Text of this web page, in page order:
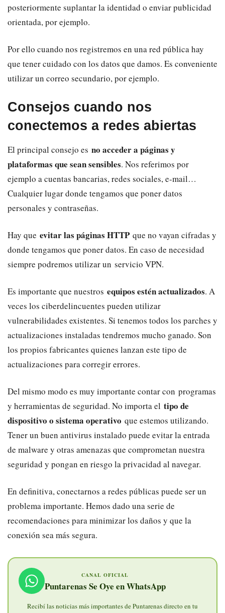
posteriormente suplantar la identidad o enviar publicidad
orientada, por ejemplo.
Por ello cuando nos registremos en una red pública hay
que tener cuidado con los datos que damos. Es conveniente
utilizar un correo secundario, por ejemplo.
Consejos cuando nos
conectemos a redes abiertas
El principal consejo es no acceder a páginas y
plataformas que sean sensibles. Nos referimos por
ejemplo a cuentas bancarias, redes sociales, e-mail…
Cualquier lugar donde tengamos que poner datos
personales y contraseñas.
Hay que evitar las páginas HTTPque no vayan cifradas y
donde tengamos que poner datos. En caso de necesidad
siempre podremos utilizar un servicio VPN.
Es importante que nuestros equipos estén actualizados. A
veces los ciberdelincuentes pueden utilizar
vulnerabilidades existentes. Si tenemos todos los parches y
actualizaciones instaladas tendremos mucho ganado. Son
los propios fabricantes quienes lanzan este tipo de
actualizaciones para corregir errores.
Del mismo modo es muy importante contar con programas
y herramientas de seguridad. No importa el tipo de
dispositivo o sistema operativo que estemos utilizando.
Tener un buen antivirus instalado puede evitar la entrada
de malware y otras amenazas que comprometan nuestra
seguridad y pongan en riesgo la privacidad al navegar.
En definitiva, conectarnos a redes públicas puede ser un
problema importante. Hemos dado una serie de
recomendaciones para minimizar los daños y que la
conexión sea más segura.
CANAL OFICIAL
Puntarenas Se Oye en WhatsApp
Recibí las noticias más importantes de Puntarenas directo en tu